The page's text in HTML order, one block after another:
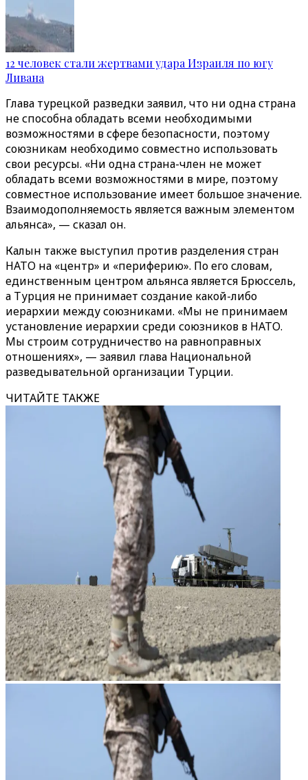
12 человек стали жертвами удара Израиля по югу
Ливана
Глава турецкой разведки заявил, что ни одна страна
не способна обладать всеми необходимыми
возможностями в сфере безопасности, поэтому
союзникам необходимо совместно использовать
свои ресурсы. «Ни одна страна-член не может
обладать всеми возможностями в мире, поэтому
совместное использование имеет большое значение.
Взаимодополняемость является важным элементом
альянса», — сказал он.
Калын также выступил против разделения стран
НАТО на «центр» и «периферию». По его словам,
единственным центром альянса является Брюссель,
а Турция не принимает создание какой-либо
иерархии между союзниками. «Мы не принимаем
установление иерархии среди союзников в НАТО.
Мы строим сотрудничество на равноправных
отношениях», — заявил глава Национальной
разведывательной организации Турции.
ЧИТАЙТЕ ТАКЖЕ